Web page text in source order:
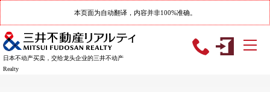
本页面为自动翻译，内容并非100%准确。
日本不动产买卖，交给龙头企业的三井不动产
Realty